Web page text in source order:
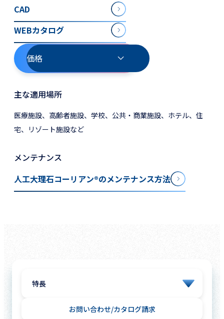
CAD
WEBカタログ
価格
主な適用場所
医療施設、高齢者施設、学校、公共・商業施設、ホテル、住
宅、リゾート施設など
メンテナンス
人工大理石コーリアン®のメンテナンス方法
お問い合わせ カタログ請求